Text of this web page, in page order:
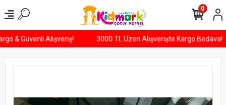
& Güvenli Alışveriş! 3000 TL Üzeri Alışverişte Kargo
0